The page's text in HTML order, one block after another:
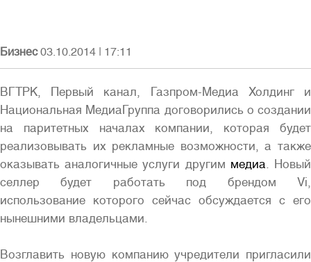
Войти
Полная версия сайта
Бизнес 03.10.2014 | 17:11
ВГТРК, Первый канал, Газпром-Медиа Холдинг и
Национальная МедиаГруппа договорились о создании
на паритетных началах компании, которая будет
реализовывать их рекламные возможности, а также
оказывать аналогичные услуги другим медиа. Новый
селлер будет работать под брендом Vi,
использование которого сейчас обсуждается с его
нынешними владельцами.
Возглавить новую компанию учредители пригласили